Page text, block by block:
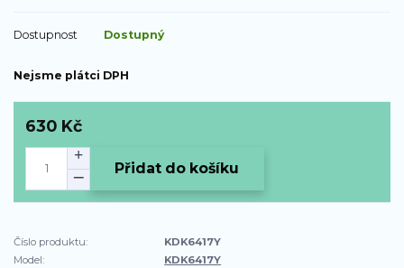
Dostupnost Dostupný
Nejsme plátci DPH
630 Kč
Přidat do košíku
Číslo produktu:
KDK6417Y
Model:
KDK6417Y